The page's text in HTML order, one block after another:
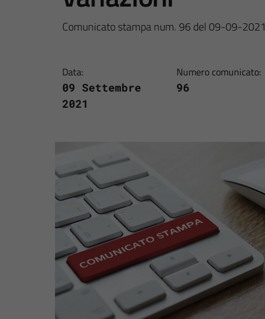
Comunicato stampa num. 96 del 09-09-2021
Data:
09 Settembre
2021
Numero comunicato:
96